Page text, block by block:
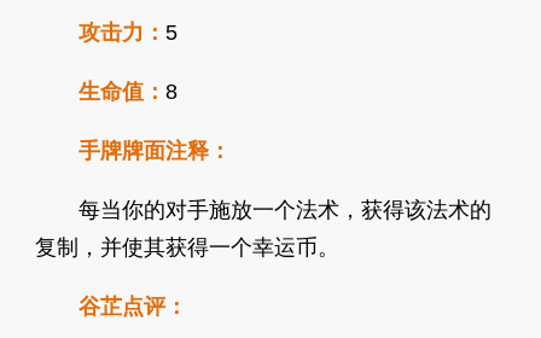
攻击力： 5
生命值： 8
手牌牌面注释：
每当你的对手施放一个法术，获得该法术的
复制，并使其获得一个幸运币。
谷芷点评：